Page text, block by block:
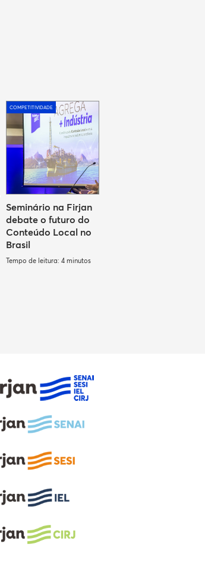
COMPETITIVIDADE
Seminário na Firjan
debate o futuro do
Conteúdo Local no
Brasil
Tempo de leitura: 4 minutos